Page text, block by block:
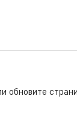
обновите